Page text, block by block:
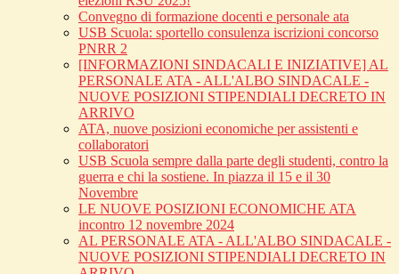
Convegno di formazione docenti e personale ata
USB Scuola: sportello consulenza iscrizioni concorso
PNRR 2
[INFORMAZIONI SINDACALI E INIZIATIVE] AL
PERSONALE ATA - ALL'ALBO SINDACALE -
NUOVE POSIZIONI STIPENDIALI DECRETO IN
ARRIVO
ATA, nuove posizioni economiche per assistenti e
collaboratori
USB Scuola sempre dalla parte degli studenti, contro la
guerra e chi la sostiene. In piazza il 15 e il 30
Novembre
LE NUOVE POSIZIONI ECONOMICHE ATA
incontro 12 novembre 2024
AL PERSONALE ATA - ALL'ALBO SINDACALE -
NUOVE POSIZIONI STIPENDIALI DECRETO IN